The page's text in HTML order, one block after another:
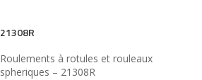
21308R
Roulements à rotules et rouleaux
spheriques – 21308R